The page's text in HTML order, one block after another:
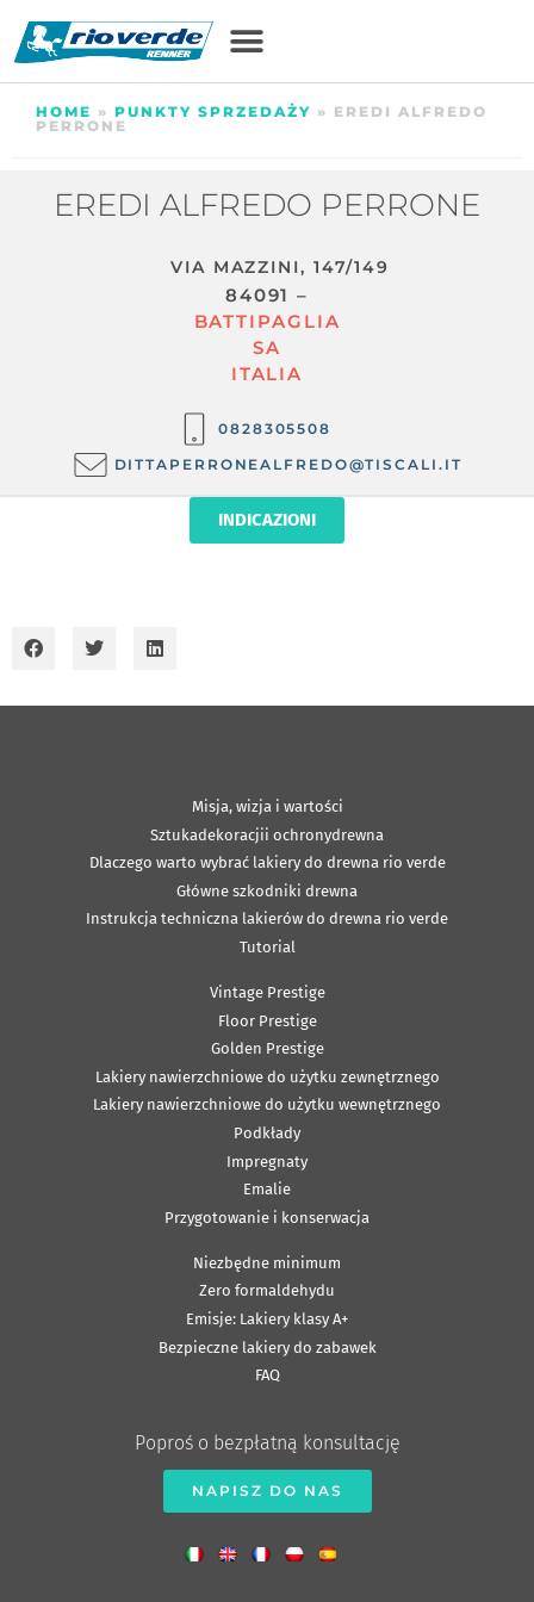
HOME » PUNKTY SPRZEDAŻY » EREDI ALFREDO
PERRONE
EREDI ALFREDO PERRONE
VIA MAZZINI, 147/149
84091 –
BATTIPAGLIA
SA
ITALIA
0828305508
DITTAPERRONEALFREDO@TISCALI.IT
INDICAZIONI
Misja, wizja i wartości
Sztukadekoracjii ochronydrewna
Dlaczego warto wybrać lakiery do drewna rio verde
Główne szkodniki drewna
Instrukcja techniczna lakierów do drewna rio verde
Tutorial
Vintage Prestige
Floor Prestige
Golden Prestige
Lakiery nawierzchniowe do użytku zewnętrznego
Lakiery nawierzchniowe do użytku wewnętrznego
Podkłady
Impregnaty
Emalie
Przygotowanie i konserwacja
Niezbędne minimum
Zero formaldehydu
Emisje: Lakiery klasy A+
Bezpieczne lakiery do zabawek
FAQ
Poproś o bezpłatną konsultację
NAPISZ DO NAS